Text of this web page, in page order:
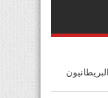
البريطانيون